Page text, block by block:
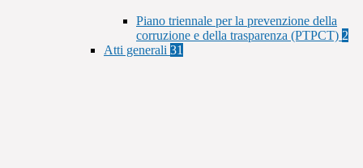
Piano triennale per la prevenzione della
corruzione e della trasparenza (PTPCT) 2
Atti generali 31